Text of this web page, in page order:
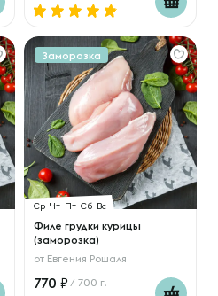
Заморозка
Ср Чт Пт Сб Вс
Филе грудки курицы
(заморозка)
от Евгения Рошаля
770 / 700 г.